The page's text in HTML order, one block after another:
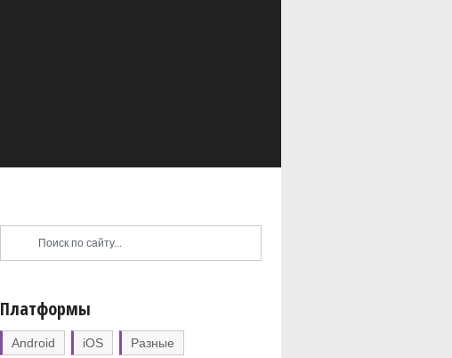
Платформы
Android iOS Разные